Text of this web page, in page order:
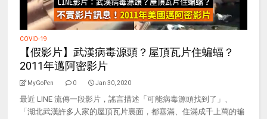
COVID-19
【假影片】武漢病毒源頭？屋頂瓦片住蝙蝠？
2011年邁阿密影片
MyGoPen 0 Jan 30, 2020
最近 LINE 流傳一段影片，謠言描述「可能病毒源頭找到了」、
「湖北武漢許多人家的屋頂瓦片裏面，都塞滿、住滿成千上萬的蝙